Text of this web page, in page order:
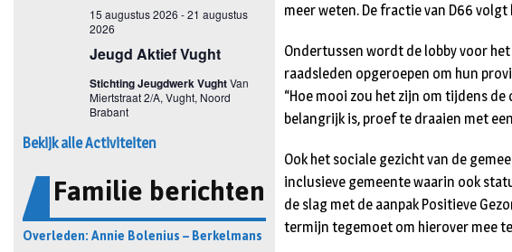
Bekijk alle Activiteiten
Familie berichten
Overleden: Annie Bolenius – Berkelmans
meer weten. De fractie van D66
Ondertussen wordt de lobby voor
raadsleden opgeroepen om hun
“Hoe mooi zou het zijn om tijdens
belangrijk is, proef te draaien met
Ook het sociale gezicht van de
inclusieve gemeente waarin ook
de slag met de aanpak Positieve
termijn tegemoet om hierover mee